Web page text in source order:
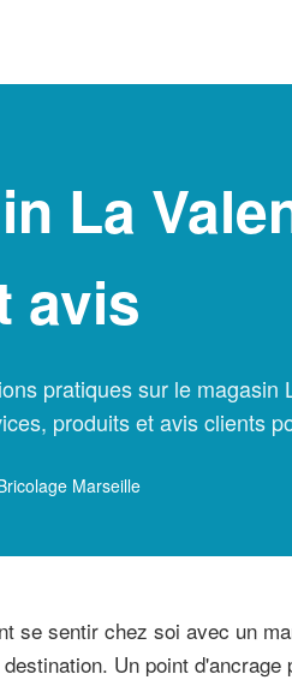
La
avis
pratiques sur le magasin
produits et avis clients
Marseille
se sentir chez soi avec un
Un point